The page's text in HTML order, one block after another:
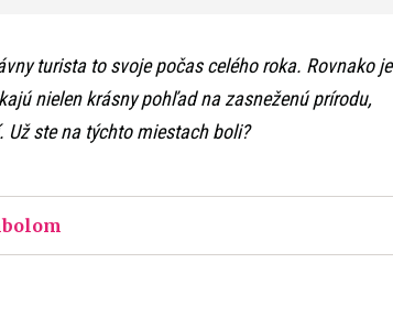
turista to svoje počas celého roka. Rovnako je
nielen krásny pohľad na zasneženú prírodu,
ste na týchto miestach boli?